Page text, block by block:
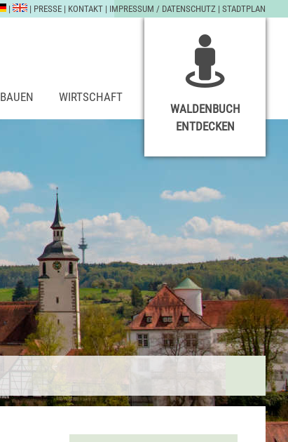
| | PRESSE | KONTAKT | IMPRESSUM / DATENSCHUTZ | STADTPLAN
BAUEN
WIRTSCHAFT
WALDENBUCH
ENTDECKEN